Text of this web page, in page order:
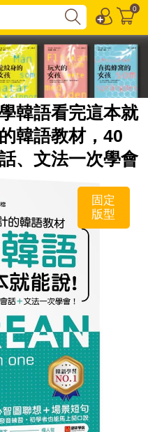
0
韓語看完這本就
韓語教材，40
、文法一次學會
固定
版型